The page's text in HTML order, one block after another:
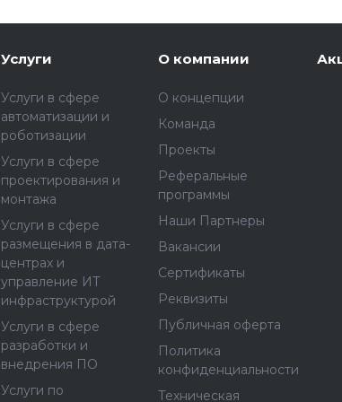
Услуги
Услуги в сфере
автоматизации и
роботизации
Услуги в сфере
проектирования и
монтажа
Услуги в сфере
размещения в дата-
центрах и
управление ИТ
инфраструктурой
Услуги в сфере
разработки и
внедрения ПО
Услуги по
О компании
О концепции
Команда
Проекты
Реферальные
программы
Наши Партнеры
Вакансии
Сертификаты
Реквизиты
Публичная оферта
Политика
конфиденциальности
Техническая